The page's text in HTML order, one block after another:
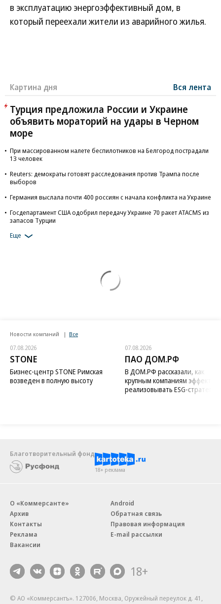
в эксплуатацию энергоэффективный дом, в
который переехали жители из аварийного жилья.
Картина дня Вся лента
Турция предложила России и Украине
объявить мораторий на удары в Черном
море
Reuters: демократы готовят расследования против Трампа после
запасов Турции
Еще
07.08.2026
STONE
07.08.2026
ПАО ДОМ.РФ
реализовывать ESG-стратегию
Благотворительный фонд
18+ реклама